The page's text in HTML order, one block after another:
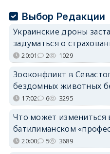
Выбор Редакции
Украинские дроны
задуматься о
20:01 2 1029
Зооконфликт в
бездомных животных
17:02 6 3295
Что может измениться
батилиманском
20:00 5 3689